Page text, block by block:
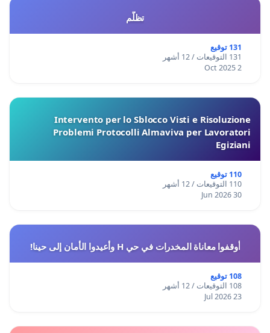
تظلّم
131 توقيع
131 التوقيعات / 12 أشهر
2 Oct 2025
Intervento per lo Sblocco Visti e Risoluzione
Problemi Protocolli Almaviva per Lavoratori
Egiziani
110 توقيع
110 التوقيعات / 12 أشهر
30 Jun 2026
أوقفوا معاناة المخدرات في حي H وأعيدوا الأمان إلى حينا!
108 توقيع
108 التوقيعات / 12 أشهر
23 Jul 2026